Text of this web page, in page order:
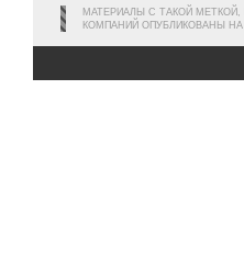
МАТЕРИАЛЫ С ТАКОЙ
КОМПАНИЙ ОПУБЛИКОВАНЫ